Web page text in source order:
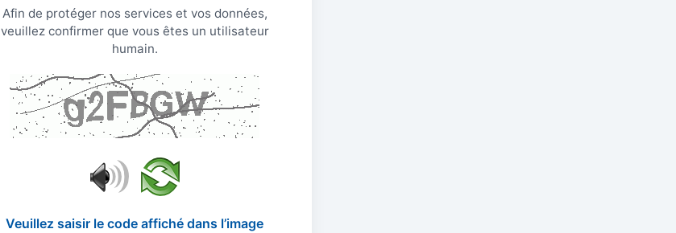
Afin de protéger nos services et vos données,
veuillez confirmer que vous êtes un utilisateur
humain.
Veuillez saisir le code affiché dans l’image